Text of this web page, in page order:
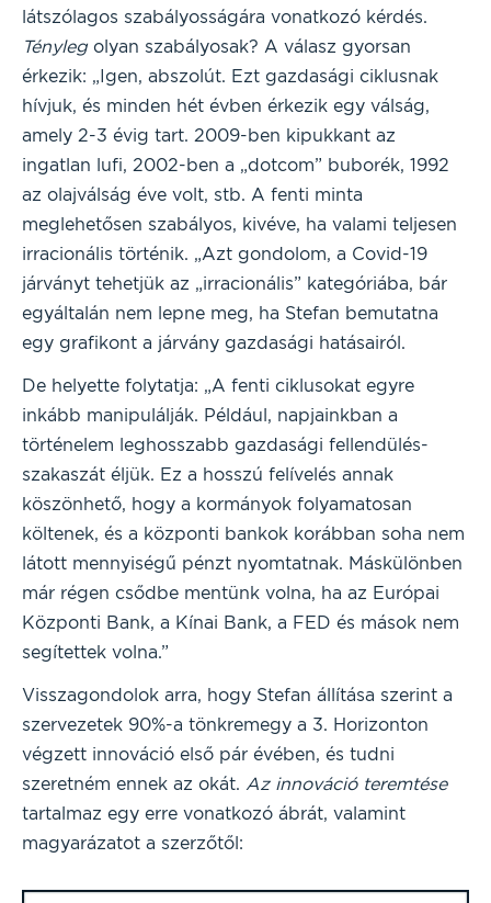
látszólagos szabályosságára vonatkozó kérdés.
Ténylegolyan szabályosak? A válasz gyorsan
érkezik: „Igen, abszolút. Ezt gazdasági ciklusnak
hívjuk, és minden hét évben érkezik egy válság,
amely 2-3 évig tart. 2009-ben kipukkant az
ingatlan lufi, 2002-ben a „dotcom” buborék, 1992
az olajválság éve volt, stb. A fenti minta
meglehetősen szabályos, kivéve, ha valami teljesen
irracionális történik. „Azt gondolom, a Covid-19
járványt tehetjük az „irracionális” kategóriába, bár
egyáltalán nem lepne meg, ha Stefan bemutatna
egy grafikont a járvány gazdasági hatásairól.
De helyette folytatja: „A fenti ciklusokat egyre
inkább manipulálják. Például, napjainkban a
történelem leghosszabb gazdasági fellendülés-
szakaszát éljük. Ez a hosszú felívelés annak
köszönhető, hogy a kormányok folyamatosan
költenek, és a központi bankok korábban soha nem
látott mennyiségű pénzt nyomtatnak. Máskülönben
már régen csődbe mentünk volna, ha az Európai
Központi Bank, a Kínai Bank, a FED és mások nem
segítettek volna.”
Visszagondolok arra, hogy Stefan állítása szerint a
szervezetek 90%-a tönkremegy a 3. Horizonton
végzett innováció első pár évében, és tudni
szeretném ennek az okát. Az innováció teremtése
tartalmaz egy erre vonatkozó ábrát, valamint
magyarázatot a szerzőtől: